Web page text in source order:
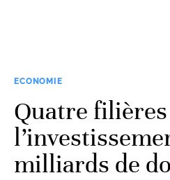
ECONOMIE
Quatre
milliards de